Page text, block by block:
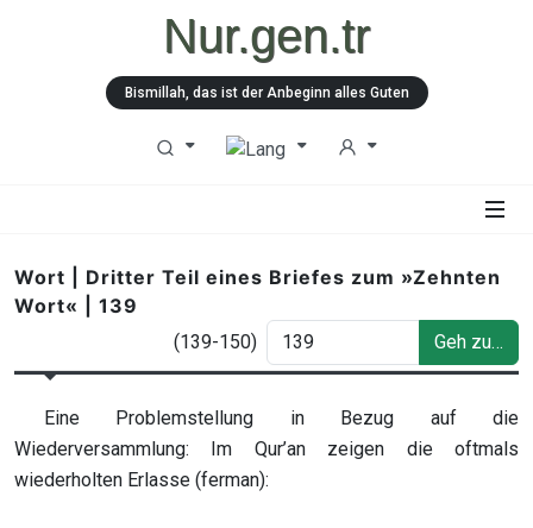
Nur.gen.tr
Bismillah, das ist der Anbeginn alles Guten
Wort | Dritter Teil eines Briefes zum »Zehnten
Wort« | 139
(139-150) Geh zu…
Eine Problemstellung in Bezug auf die
Wiederversammlung: Im Qur’an zeigen die oftmals
wiederholten Erlasse (ferman):